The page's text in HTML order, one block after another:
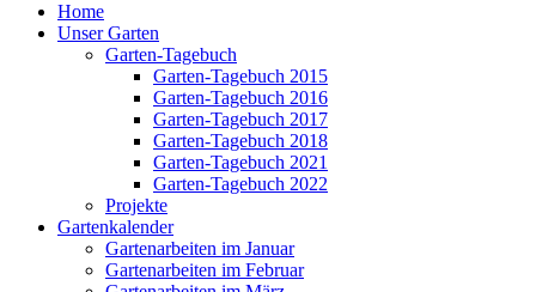
Home
Unser Garten
Garten-Tagebuch
Garten-Tagebuch 2015
Garten-Tagebuch 2016
Garten-Tagebuch 2017
Garten-Tagebuch 2018
Garten-Tagebuch 2021
Garten-Tagebuch 2022
Projekte
Gartenkalender
Gartenarbeiten im Januar
Gartenarbeiten im Februar